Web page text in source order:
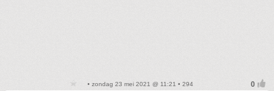
• zondag 23 mei 2021 @ 11:21 • 294